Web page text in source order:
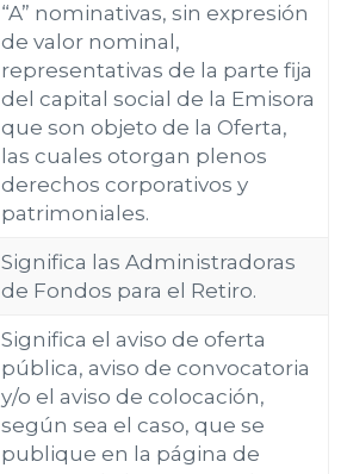
“A” nominativas, sin expresión
de valor nominal,
representativas de la parte fija
del capital social de la Emisora
que son objeto de la Oferta,
las cuales otorgan plenos
derechos corporativos y
patrimoniales.
Significa las Administradoras
de Fondos para el Retiro.
Significa el aviso de oferta
pública, aviso de convocatoria
y/o el aviso de colocación,
según sea el caso, que se
publique en la página de